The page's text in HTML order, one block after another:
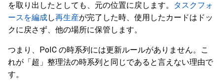
を取り出したとしても、元の位置に戻します。
タスクフォ
ースを編成し再生産が完了した時、使用したカードはドッ
クに戻さず、他の場所に保管します。
つまり、PoIC の時系列には更新ルールがありません。こ
れが「超」整理法の時系列と同じであると言えない理由で
す。